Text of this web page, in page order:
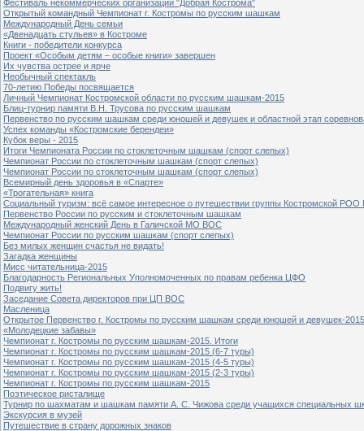
Фестиваль некоммерческих организаций "Добрая Кострома"
Открытый командный Чемпионат г. Костромы по русским шашкам
Международный День семьи
«Двенадцать стульев» в Костроме
Книги - победители конкурса
Проект «Особым детям – особые книги» завершен
Их чувства острее и ярче
Необычный спектакль
70-летию Победы посвящается
Личный Чемпионат Костромской области по русским шашкам-2015
Блиц-турнир памяти В.Н. Трусова по русским шашкам
Первенство по русским шашкам среди юношей и девушек и областной этап
Успех команды «Костромские берендеи»
Кубок веры - 2015
Итоги Чемпионата России по стоклеточным шашкам (спорт слепых)
Чемпионат России по стоклеточным шашкам (спорт слепых)
Чемпионат России по стоклеточным шашкам (спорт слепых)
Всемирный день здоровья в «Спарте»
«Трогательная» книга
Социальный туризм: всё самое интересное о путешествии группы Костромской
Первенство России по русским и стоклеточным шашкам
Международный женский День в Галичской МО ВОС
Чемпионат России по русским шашкам (спорт слепых)
Без милых женщин счастья не видать!
Загадка женщины
Мисс читательница-2015
Благодарность Региональных Уполномоченных по правам ребенка ЦФО
Подвигу жить!
Заседание Совета директоров при ЦП ВОС
Масленица
Открытое Первенство г. Костромы по русским шашкам среди юношей и девушек-
«Молодецкие забавы»
Чемпионат г. Костромы по русским шашкам-2015. Итоги
Чемпионат г. Костромы по русским шашкам-2015 (6-7 туры)
Чемпионат г. Костромы по русским шашкам-2015 (4-5 туры)
Чемпионат г. Костромы по русским шашкам-2015 (2-3 туры)
Чемпионат г. Костромы по русским шашкам-2015
Поэтическое ристалище
Турнир по шахматам и шашкам памяти А. С. Чижова среди учащихся специальных
Экскурсия в музей
Путешествие в страну дорожных знаков